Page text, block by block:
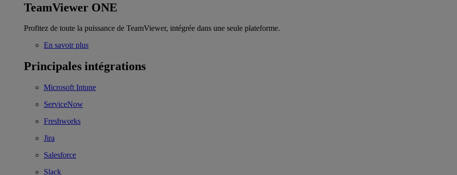
TeamViewer ONE
Profitez de toute la puissance de TeamViewer, intégrée dans une seule plateforme.
En savoir plus
Principales intégrations
Microsoft Intune
ServiceNow
Freshworks
Jira
Salesforce
Slack